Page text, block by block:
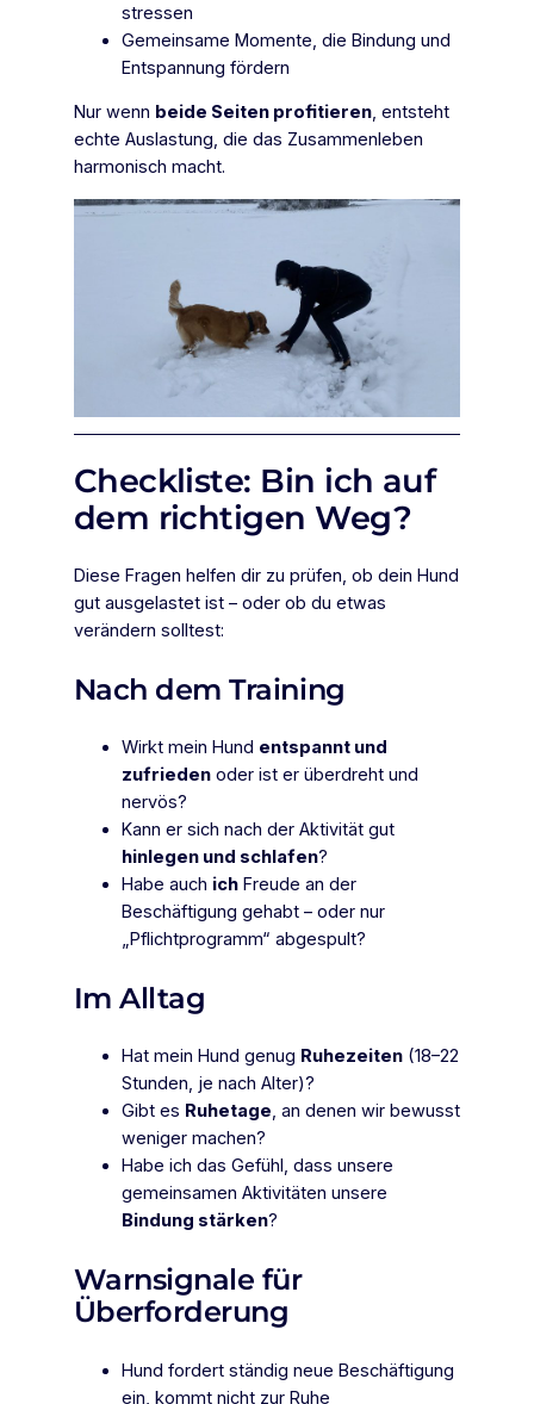
stressen
Gemeinsame Momente, die Bindung und
Entspannung fördern
Nur wenn beide Seiten profitieren, entsteht
echte Auslastung, die das Zusammenleben
harmonisch macht.
Checkliste: Bin ich auf
dem richtigen Weg?
Diese Fragen helfen dir zu prüfen, ob dein Hund
gut ausgelastet ist – oder ob du etwas
verändern solltest:
Nach dem Training
Wirkt mein Hund entspannt und
zufriedenoder ist er überdreht und
nervös?
Kann er sich nach der Aktivität gut
hinlegen und schlafen?
Habe auch ichFreude an der
Beschäftigung gehabt – oder nur
„Pflichtprogramm“ abgespult?
Im Alltag
Hat mein Hund genug Ruhezeiten(18–22
Stunden, je nach Alter)?
Gibt es Ruhetage, an denen wir bewusst
weniger machen?
Habe ich das Gefühl, dass unsere
gemeinsamen Aktivitäten unsere
Bindung stärken?
Warnsignale für
Überforderung
Hund fordert ständig neue Beschäftigung
ein, kommt nicht zur Ruhe